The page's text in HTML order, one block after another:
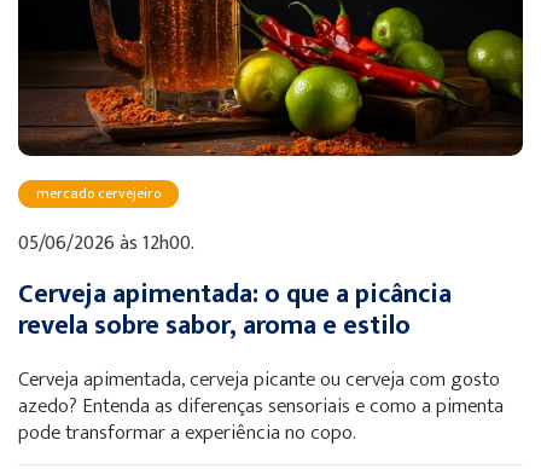
mercado cervejeiro
05/06/2026 às 12h00.
Cerveja apimentada: o que a picância
revela sobre sabor, aroma e estilo
Cerveja apimentada, cerveja picante ou cerveja com gosto
azedo? Entenda as diferenças sensoriais e como a pimenta
pode transformar a experiência no copo.